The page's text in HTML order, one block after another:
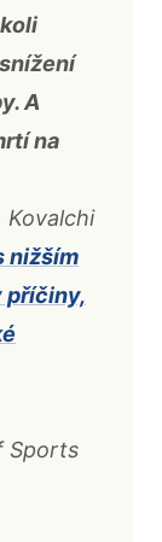
A
na
Kovalchi
nižším
příčiny,
Sports